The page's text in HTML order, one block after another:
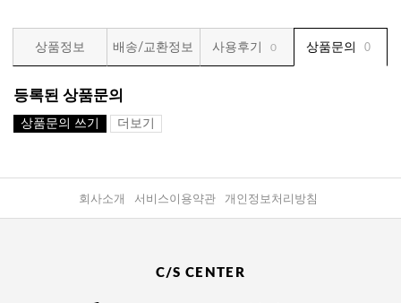
상품정보 배송/교환정보 사용후기 0 상품문의 0
등록된 상품문의
상품문의 쓰기 더보기
회사소개 서비스이용약관 개인정보처리방침
C/S CENTER